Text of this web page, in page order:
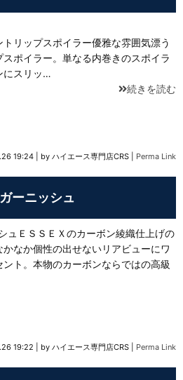
０系ハイエース
イラー優雅な雰囲気漂う
ポイラー。単なる内巻きのスポイラ
にスリッ…
続きを読む
19:24 by ハイエース専門店CRS Perma Link
ーニッシュ
ュＥＳＳＥＸのカーボン綾織仕上げの
なか個性の出せないリアビューにワ
ト。本物のカーボンならではの高級
19:22 by ハイエース専門店CRS Perma Link